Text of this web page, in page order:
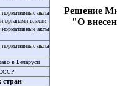
нормативные акты
органами власти
нормативные акты
нормативные акты
в Беларуси
СССР
стран
Решение
"О